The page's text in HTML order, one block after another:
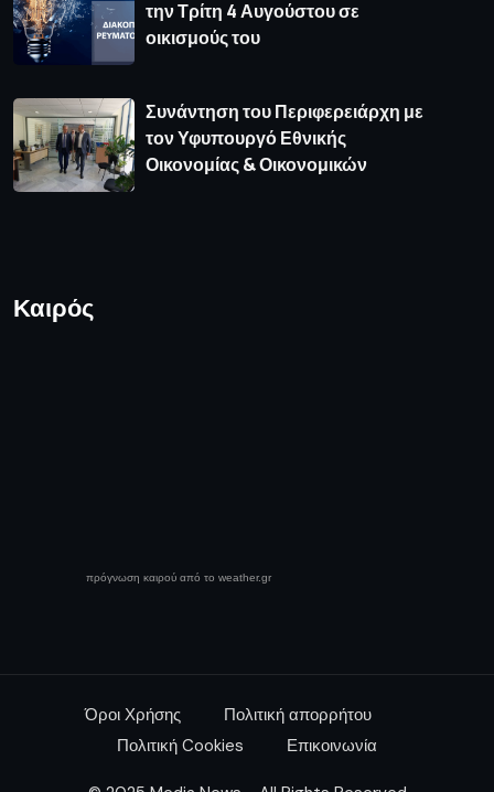
την Τρίτη 4 Αυγούστου σε
οικισμούς του
Συνάντηση του Περιφερειάρχη με
τον Υφυπουργό Εθνικής
Οικονομίας & Οικονομικών
Καιρός
πρόγνωση καιρού από το weather.gr
Όροι Χρήσης
Πολιτική απορρήτου
Πολιτική Cookies
Επικοινωνία